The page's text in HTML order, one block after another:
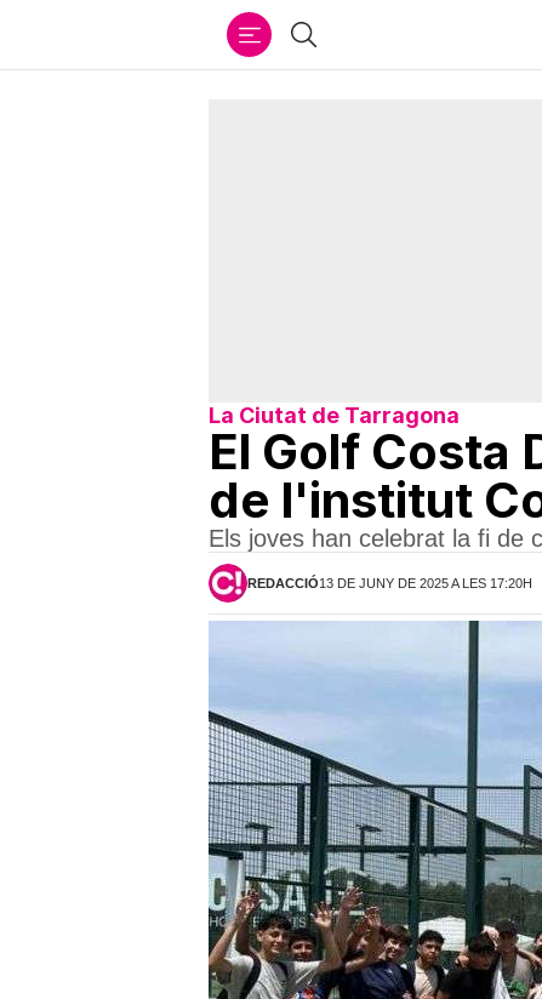
Cercar
La Ciutat de Tarragona
El Golf Costa
de l'institut
Els joves han celebrat la fi de
REDACCIÓ13 DE JUNY DE 2025 A LES 17:20H